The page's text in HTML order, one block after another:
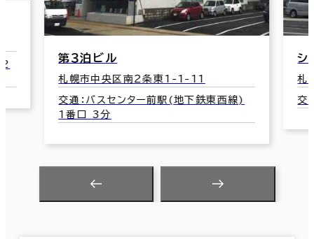
シティセンタービル
札幌市中央区南１条西11-327-4
交通：中央区役所前駅(市電山鼻線) 2分